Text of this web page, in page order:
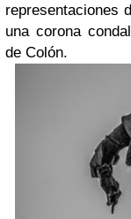
representaciones
una corona
de Colón.